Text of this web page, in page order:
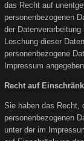
das Recht auf
personenbezogenen
der
Löschung dieser
personenbezogene
Impressum
Recht auf
Sie haben das Recht,
personenbezogenen
unter der im